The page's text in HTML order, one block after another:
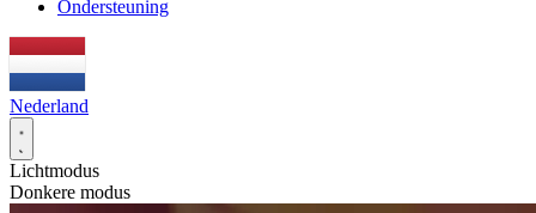
Ondersteuning
Nederland
Lichtmodus
Donkere modus